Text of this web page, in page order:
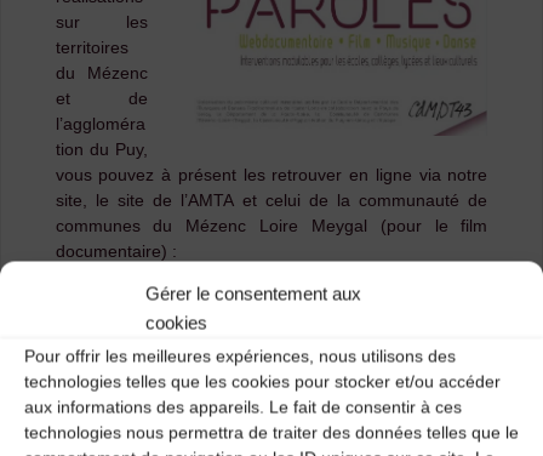
Gérer le consentement aux
cookies
Pour offrir les meilleures expériences, nous utilisons des
technologies telles que les cookies pour stocker et/ou accéder
aux informations des appareils. Le fait de consentir à ces
technologies nous permettra de traiter des données telles que le
sur les
territoires
du Mézenc
et de
l’aggloméra
tion du Puy,
vous pouvez à présent les retrouver en ligne via notre
site, le site de l’AMTA et celui de la communauté de
communes du Mézenc Loire Meygal (pour le film
documentaire) :
Cliquez sur les liens ci-dessous et voyagez dans ces
Voir le film documentaire « Paroles du
Mézenc » ,présenté officiellement le 28 septembre
2018 à la Gare de Lantriac. Si toutefois vous
trouviez l’écran de votre ordinateur trop petit,